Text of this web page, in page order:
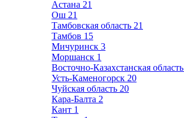
Астана 21
Ош 21
Тамбовская область 21
Тамбов 15
Мичуринск 3
Моршанск 1
Восточно-Казахстанская область
Усть-Каменогорск 20
Чуйская область 20
Кара-Балта 2
Кант 1